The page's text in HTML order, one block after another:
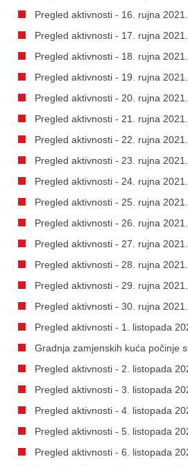
Pregled aktivnosti - 16. rujna 2021.
Pregled aktivnosti - 17. rujna 2021.
Pregled aktivnosti - 18. rujna 2021.
Pregled aktivnosti - 19. rujna 2021.
Pregled aktivnosti - 20. rujna 2021.
Pregled aktivnosti - 21. rujna 2021.
Pregled aktivnosti - 22. rujna 2021.
Pregled aktivnosti - 23. rujna 2021.
Pregled aktivnosti - 24. rujna 2021.
Pregled aktivnosti - 25. rujna 2021.
Pregled aktivnosti - 26. rujna 2021.
Pregled aktivnosti - 27. rujna 2021.
Pregled aktivnosti - 28. rujna 2021.
Pregled aktivnosti - 29. rujna 2021.
Pregled aktivnosti - 30. rujna 2021.
Pregled aktivnosti - 1. listopada
Gradnja zamjenskih kuća počinje
Pregled aktivnosti - 2. listopada
Pregled aktivnosti - 3. listopada
Pregled aktivnosti - 4. listopada
Pregled aktivnosti - 5. listopada
Pregled aktivnosti - 6. listopada